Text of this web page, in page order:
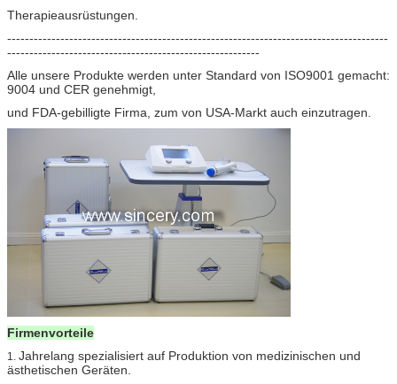
Therapieausrüstungen.
--------------------------------------------------------------------------------------
---------------------------------------------------------
Alle unsere Produkte werden unter Standard von ISO9001 gemacht:
9004 und CER genehmigt,
und FDA-gebilligte Firma, zum von USA-Markt auch einzutragen.
Firmenvorteile
1. Jahrelang spezialisiert auf Produktion von medizinischen und
ästhetischen Geräten.